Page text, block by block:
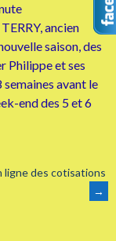
ancien
saison, des
Philippe et ses
avant le
end des 5 et 6
ligne des cotisations
→